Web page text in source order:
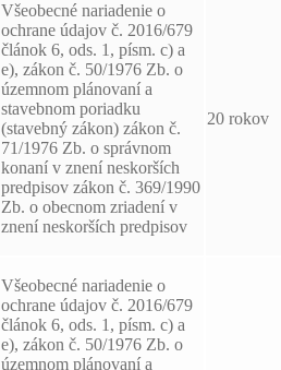
Všeobecné nariadenie o
ochrane údajov č. 2016/679
článok 6, ods. 1, písm. c) a
e), zákon č. 50/1976 Zb. o
územnom plánovaní a
stavebnom poriadku
(stavebný zákon) zákon č.
71/1976 Zb. o správnom
konaní v znení neskorších
predpisov zákon č. 369/1990
Zb. o obecnom zriadení v
znení neskorších predpisov
20 rokov
Všeobecné nariadenie o
ochrane údajov č. 2016/679
článok 6, ods. 1, písm. c) a
e), zákon č. 50/1976 Zb. o
územnom plánovaní a